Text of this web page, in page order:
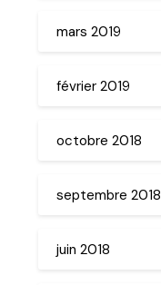
mars 2019
février 2019
octobre 2018
septembre 2018
juin 2018